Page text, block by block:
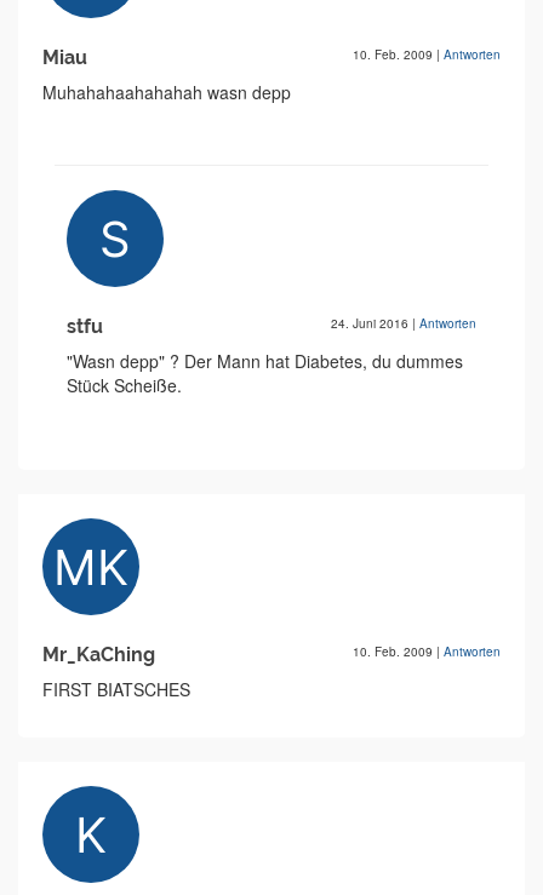
Miau 10. Feb. 2009 | Antworten
Muhahahaahahahah wasn depp
stfu 24. Juni 2016 | Antworten
"Wasn depp" ? Der Mann hat Diabetes, du dummes
Stück Scheiße.
Mr_KaChing 10. Feb. 2009 | Antworten
FIRST BIATSCHES